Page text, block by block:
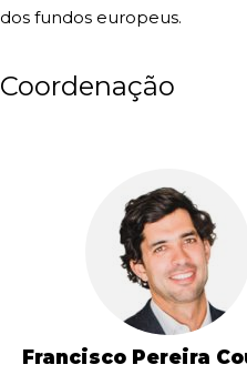
dos fundos europeus.
Coordenação
Francisco Pereira